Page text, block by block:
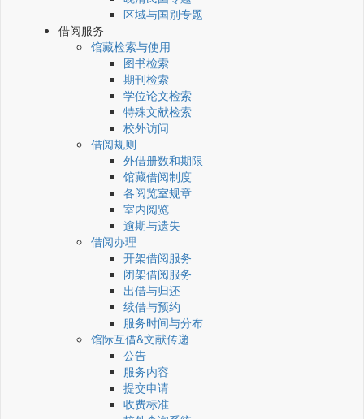
区域与国别专题
借阅服务
馆藏检索与使用
图书检索
期刊检索
学位论文检索
特殊文献检索
校外访问
借阅规则
外借册数和期限
馆藏借阅制度
各阅览室规章
室内阅览
逾期与遗失
借阅办理
开架借阅服务
闭架借阅服务
出借与归还
续借与预约
服务时间与分布
馆际互借&文献传递
公告
服务内容
提交申请
收费标准